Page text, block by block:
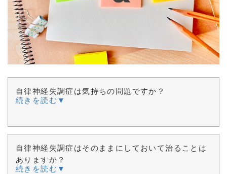
自律神経失調症は気持ちの問題ですか？
続きを読む▼
自律神経失調症はそのままにしておいて治ることは
ありますか？
続きを読む▼